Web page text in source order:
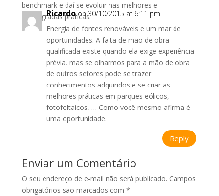
benchmark e daí se evoluir nas melhores e
consagradas práticas.
Ricardo on 30/10/2015 at 6:11 pm
Energia de fontes renováveis e um mar de
oportunidades. A falta de mão de obra
qualificada existe quando ela exige experiência
prévia, mas se olharmos para a mão de obra
de outros setores pode se trazer
conhecimentos adquiridos e se criar as
melhores práticas em parques eólicos,
fotofoltaicos, … Como você mesmo afirma é
uma oportunidade.
Reply
Enviar um Comentário
O seu endereço de e-mail não será publicado. Campos
obrigatórios são marcados com *